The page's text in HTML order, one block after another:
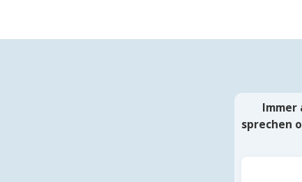
Immer
sprechen